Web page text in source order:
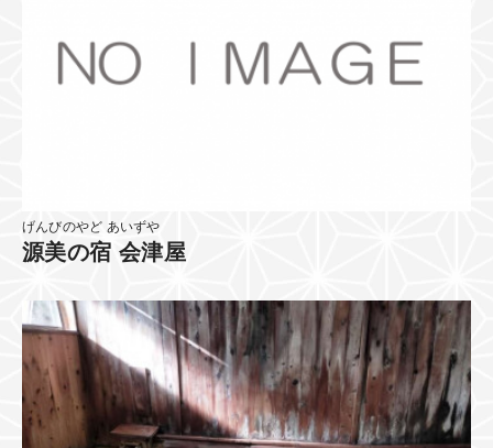
げんびのやど あいずや
源美の宿 会津屋